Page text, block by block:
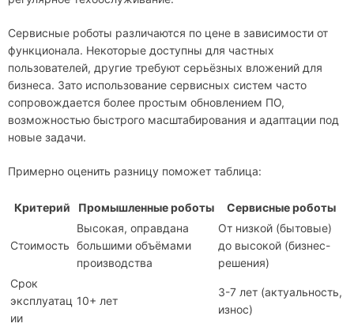
Сервисные роботы различаются по цене в зависимости от
функционала. Некоторые доступны для частных
пользователей, другие требуют серьёзных вложений для
бизнеса. Зато использование сервисных систем часто
сопровождается более простым обновлением ПО,
возможностью быстрого масштабирования и адаптации под
новые задачи.
Примерно оценить разницу поможет таблица:
Критерий Промышленные роботы Сервисные роботы
Стоимость
Высокая, оправдана
большими объёмами
производства
От низкой (бытовые)
до высокой (бизнес-
решения)
Срок
эксплуатац
ии
10+ лет
3-7 лет (актуальность,
износ)